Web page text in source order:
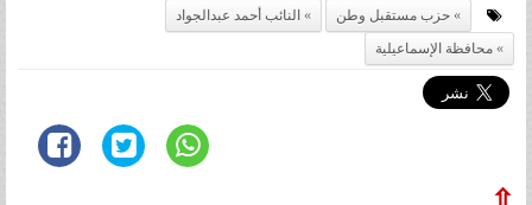
حزب مستقبل وطن
النائب أحمد عبدالجواد
محافظة الإسماعيلية